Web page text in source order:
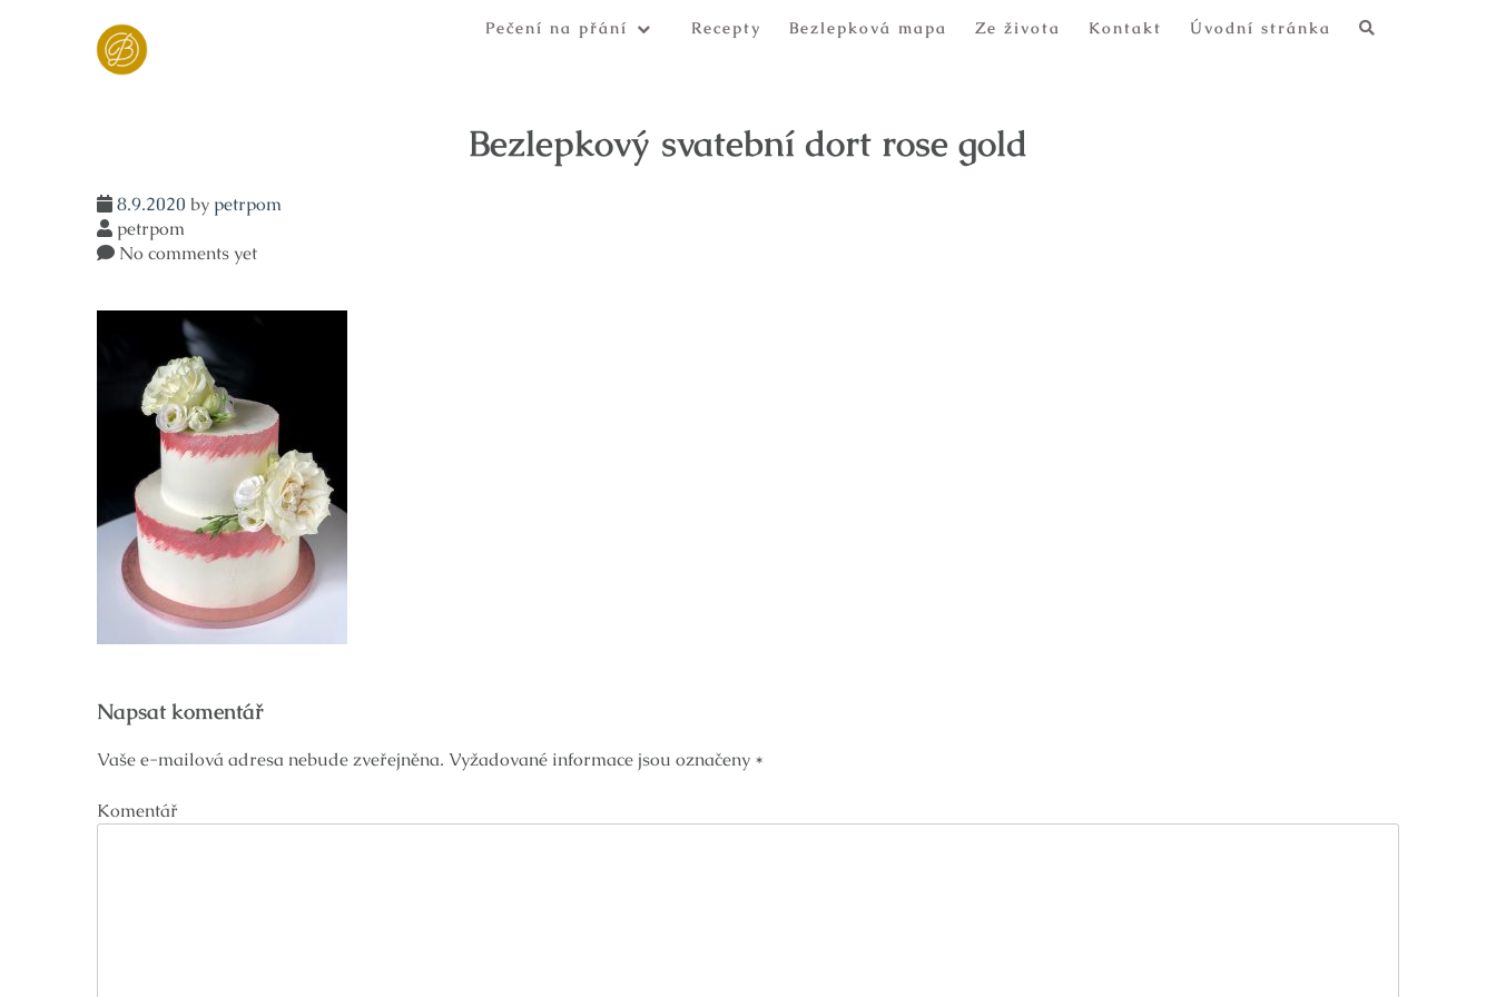
Pečení na přání Recepty Bezlepková mapa Ze života Kontakt Úvodní stránka
Bezlepkový svatební dort rose gold
8.9.2020 by petrpom
petrpom
No comments yet
pro
příspěvek
Napsat komentář
Vaše e-mailová adresa nebude zveřejněna. Vyžadované informace jsou označeny *
Komentář